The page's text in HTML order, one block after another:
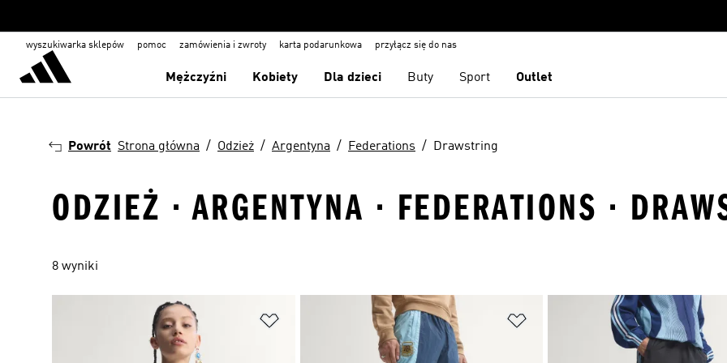
wyszukiwarka sklepów pomoc zamówienia i zwroty karta podarunkowa przyłącz się do nas
Mężczyźni Kobiety Dla dzieci Buty Sport Outlet
Powrót Strona główna Odzież Argentyna Federations Drawstring
ODZIEŻ · ARGENTYNA · FEDERATIONS ·
8 wyniki
Dodaj do listy życzeń Dodaj do listy życzeń